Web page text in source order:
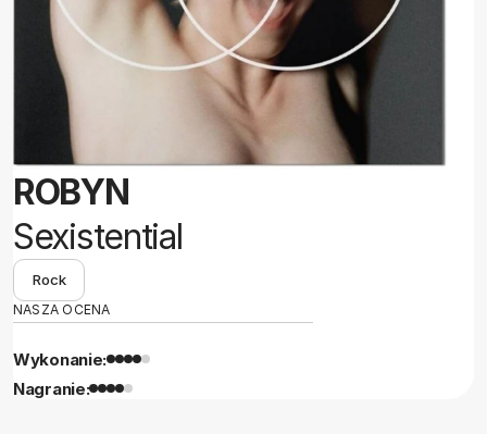
ROBYN
Sexistential
Rock
NASZA OCENA
Wykonanie:
Nagranie: